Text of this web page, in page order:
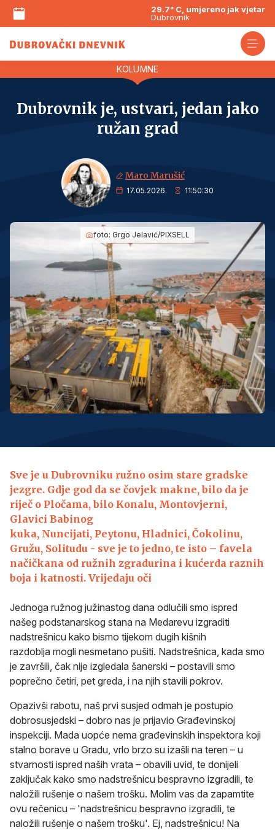
29.7° C, umjereno jak vjetar
Dubrovnik
KOLUMNE
Dubrovnik je, ustvari, jedan jako
ružan grad
Maro Marušić
17.05.2026. 11:50:30
foto: Grgo Jelavić/PIXSELL
Sve je u Dubrovniku ružno osim stare gradske
jezgre. Gdje god da se čovjek makne, bilo da je
riječ o Pločama, bilo Konalu, Montovjerni,
Glavici Babinog
kuka, Nuncijati, Peytonu, Hladnici, Čokolinu,
Gružu, Solitudu - sve je to jedno, te isto – favela
načičkana od ružnih zgradurina i kućerda raznih
boja i katnosti. Vrijeđaju oči
Jednoga ružnog južinastog dana odlučili smo ispred
našeg podstanarskog stana na Medarevu izgraditi
nadstrešnicu kako bismo tijekom dugih kišnih
razdoblja mogli nesmetano pušiti. Nadstrešnica, kada smo
je završili, čak nije izgledala šanerski – postavili smo
poprečno četiri, pet greda, i na njih stavili pokrov.
Opazivši rabotu, naš prvi susjed odmah je postupio
dobrosusjedski – dobro nas je prijavio Građevinskoj
inspekciji. Mada uopće nema građevinskih inspektora koji
stalno borave u Gradu, vrlo brzo su izašli na teren – u
stvarnosti ispred naših vrata – obavili uvid, te donijeli
zaključak kako smo nadstrešnicu bespravno izgradili, te
naložili rušenje o našem trošku. Molim vas da zapamtite
ovu rečenicu – 'nadstrešnicu bespravno izgradili, te
naložili rušenje o našem trošku'. Ej, nadstrešnicu! Na